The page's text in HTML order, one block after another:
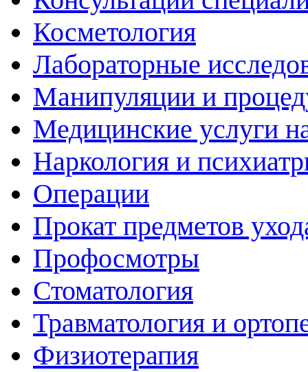
Косметология
Лабораторные
Манипуляции и
Медицинские услуги
Наркология и
Операции
Прокат предметов
Профосмотры
Стоматология
Травматология и
Физиотерапия